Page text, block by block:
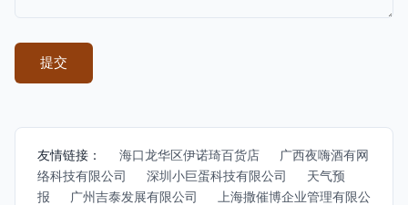
友情链接： 海口龙华区伊诺琦百货店
广西夜嗨酒有网
络科技有限公司
深圳小巨蛋科技有限公司
天气预
报
广州吉泰发展有限公司
上海撒催博企业管理有限公